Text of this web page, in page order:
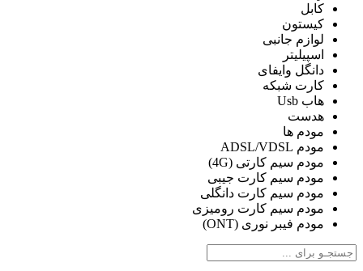
کابل
کیستون
لوازم جانبی
اسپیلیتر
دانگل وایفای
کارت شبکه
هاب Usb
هدست
مودم ها
مودم ADSL/VDSL
مودم سیم کارتی (4G)
مودم سیم کارت جیبی
مودم سیم کارت دانگلی
مودم سیم کارت رومیزی
مودم فیبر نوری (ONT)